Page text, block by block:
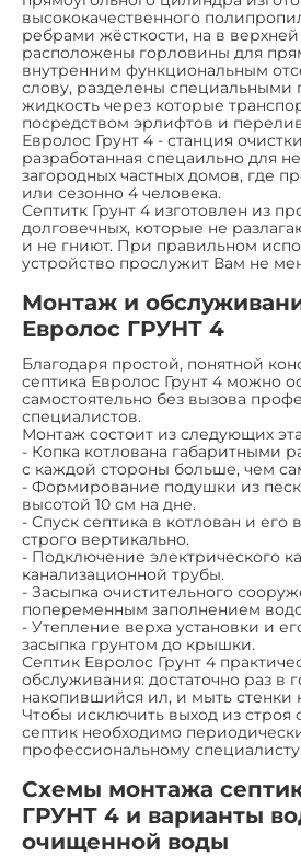
высококачественного
ребрами жёсткости, на в верхней
расположены горловины для
внутренним функциональным
слову, разделены специальными
жидкость через которые
посредством эрлифтов и
Евролос Грунт 4 - станция
разработанная спецаильно для
загородных частных домов, где
или сезонно 4 человека.
Септитк Грунт 4 изготовлен из
долговечных, которые не
и не гниют. При правильном
устройство прослужит Вам не
Монтаж и
Евролос ГРУНТ 4
Благодаря простой, понятной
септика Евролос Грунт 4 можно
самостоятельно без вызова
специалистов.
Монтаж состоит из следующих
- Копка котлована габаритными
с каждой стороны больше, чем
- Формирование подушки из
высотой 10 см на дне.
- Спуск септика в котлован и его
строго вертикально.
- Подключение электрического
канализационной трубы.
- Засыпка очистительного
попеременным заполнением
- Утепление верха установки и
засыпка грунтом до крышки.
Септик Евролос Грунт 4
обслуживания: достаточно раз в
накопившийся ил, и мыть стенки
Чтобы исключить выход из строя
септик необходимо
профессиональному специалисту.
Схемы монтажа
ГРУНТ 4 и варианты
очищенной воды